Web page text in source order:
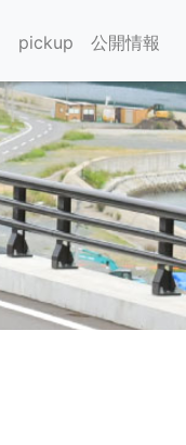
pickup 公開情報